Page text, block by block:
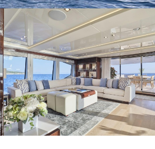
Modificar cookies
Técnicas y funcionales
Este sitio web utiliza Cookies propias
mejorar nuestros servicios. Si continua
instalación de las mismas. El usuario
pudiendo, si así lo desea, impedir que
deberá tener en cuenta que dicha